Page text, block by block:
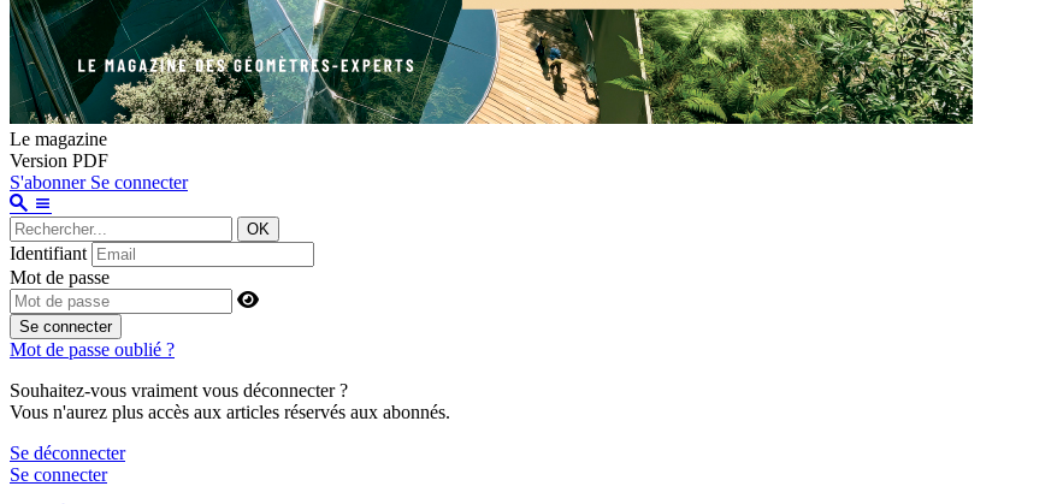
Le magazine
Version PDF
S'abonner Se connecter
OK
Identifiant
Mot de passe
Se connecter
Mot de passe oublié ?
Souhaitez-vous vraiment vous déconnecter ?
Vous n'aurez plus accès aux articles réservés aux abonnés.
Se déconnecter
Se connecter